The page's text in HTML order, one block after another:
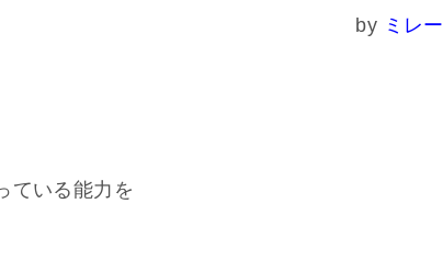
ミレー
ている能力を